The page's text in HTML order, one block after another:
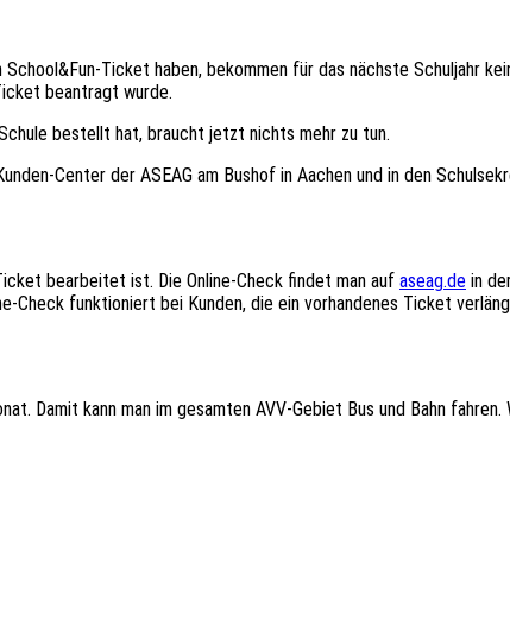
School&Fun-Ticket haben, bekommen für das nächste Schuljahr
beantragt wurde.
bestellt hat, braucht jetzt nichts mehr zu tun.
Center der ASEAG am Bushof in Aachen und in den
bearbeitet ist. Die Online-Check findet man auf aseag.de in
Check funktioniert bei Kunden, die ein vorhandenes Ticket
Damit kann man im gesamten AVV-Gebiet Bus und Bahn